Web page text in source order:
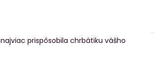
prispôsobila chrbátiku vášho